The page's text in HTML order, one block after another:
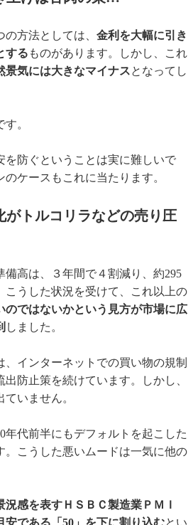
方法としては、 金利を大幅に引き
する ものがあります。しかし、これ
景気には大きなマイナスとなってし
。
防ぐということは実に難しいで
ケースもこれに当たります。
がトルコリラなどの売り圧
高は、３年間で４割減り、約295
こうした状況を受けて、これ以上の
のではないかという見方が市場に広
しました。
インターネットでの買い物の規制
防止策を続けています。しかし、
いません。
代前半にもデフォルトを起こした
。こうした悪いムードは一気に他の
況感を表すＨＳＢＣ製造業ＰＭＩ